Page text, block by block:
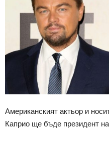
Американският актьор и
Каприо ще бъде президент